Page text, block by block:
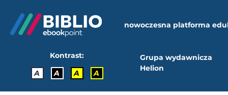
nowoczesna platforma
Kontrast:
A
A A A
Grupa wydawnicza
Helion